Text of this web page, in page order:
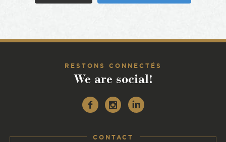
RESTONS CONNECTÉS
We are social!
CONTACT